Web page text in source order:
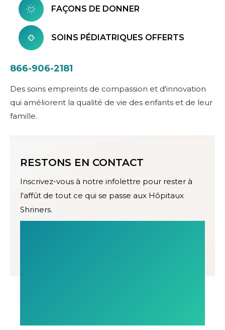
FAÇONS DE DONNER
SOINS PÉDIATRIQUES OFFERTS
866-906-2181
Des soins empreints de compassion et d'innovation
qui améliorent la qualité de vie des enfants et de leur
famille.
RESTONS EN CONTACT
Inscrivez-vous à notre infolettre pour rester à
l'affût de tout ce qui se passe aux Hôpitaux
Shriners.